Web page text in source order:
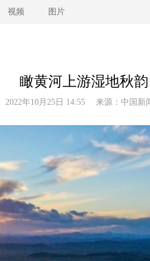
视频 图片
瞰黄河上游湿地秋韵
2022年10月25日 14:55 来源： 中国新